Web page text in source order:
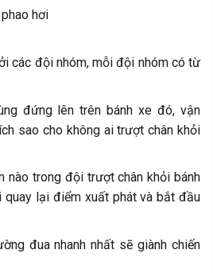
hơi
các đội nhóm, mỗi đội nhóm có từ
đứng lên trên bánh xe đó, vận
sao cho không ai trượt chân khỏi
nào trong đội trượt chân khỏi bánh
quay lại điểm xuất phát và bắt đầu
đua nhanh nhất sẽ giành chiến